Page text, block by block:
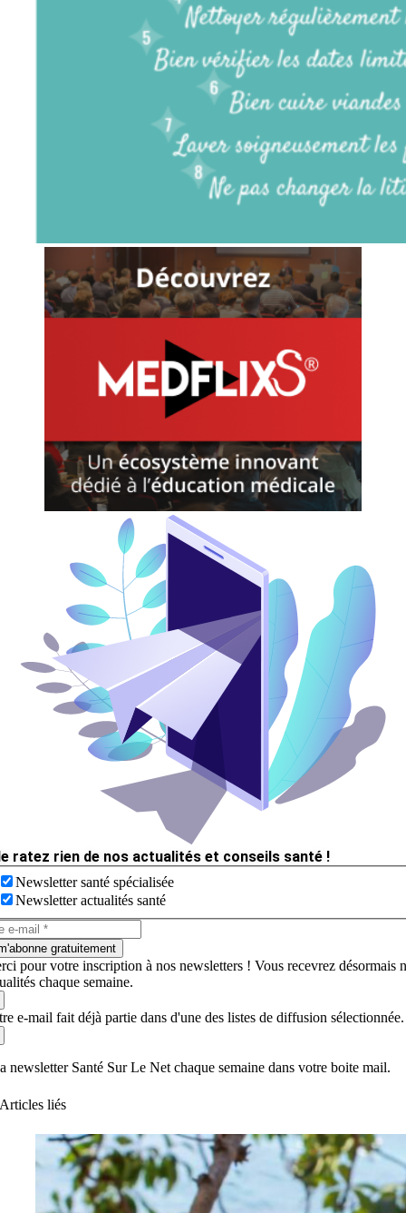
ratez rien de nos actualités et conseils santé !
Newsletter santé spécialisée
Newsletter actualités santé
gratuitement
pour votre inscription à nos newsletters ! Vous recevrez désormais
chaque semaine.
e-mail fait déjà partie dans d'une des listes de diffusion sélectionnée.
newsletter Santé Sur Le Net chaque semaine dans votre boite mail.
Articles liés